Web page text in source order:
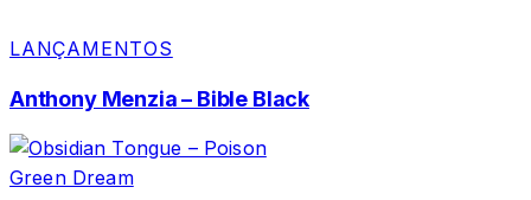
LANÇAMENTOS
Anthony Menzia – Bible Black